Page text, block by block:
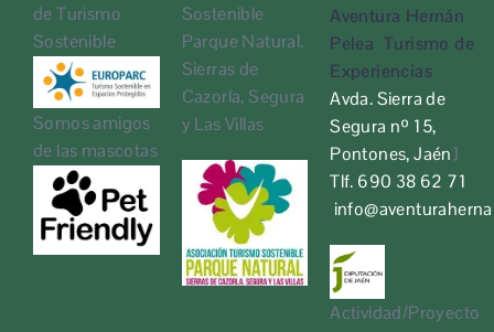
de Turismo
Sostenible
Somos amigos
de las mascotas
Sostenible
Parque Natural.
Sierras de
Cazorla, Segura
y Las Villas
Aventura Hernán
Pelea Turismo de
Experiencias
Avda. Sierra de
Segura nº 15,
Pontones, Jaén]
Tlf. 690 38 62 71
Actividad/Proyecto